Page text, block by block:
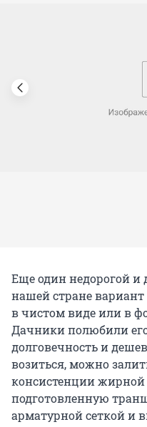
Еще один недорогой и
нашей стране
в чистом виде или в
Дачники полюбили
долговечность и
возиться, можно
консистенции
подготовленную
арматурной сеткой и